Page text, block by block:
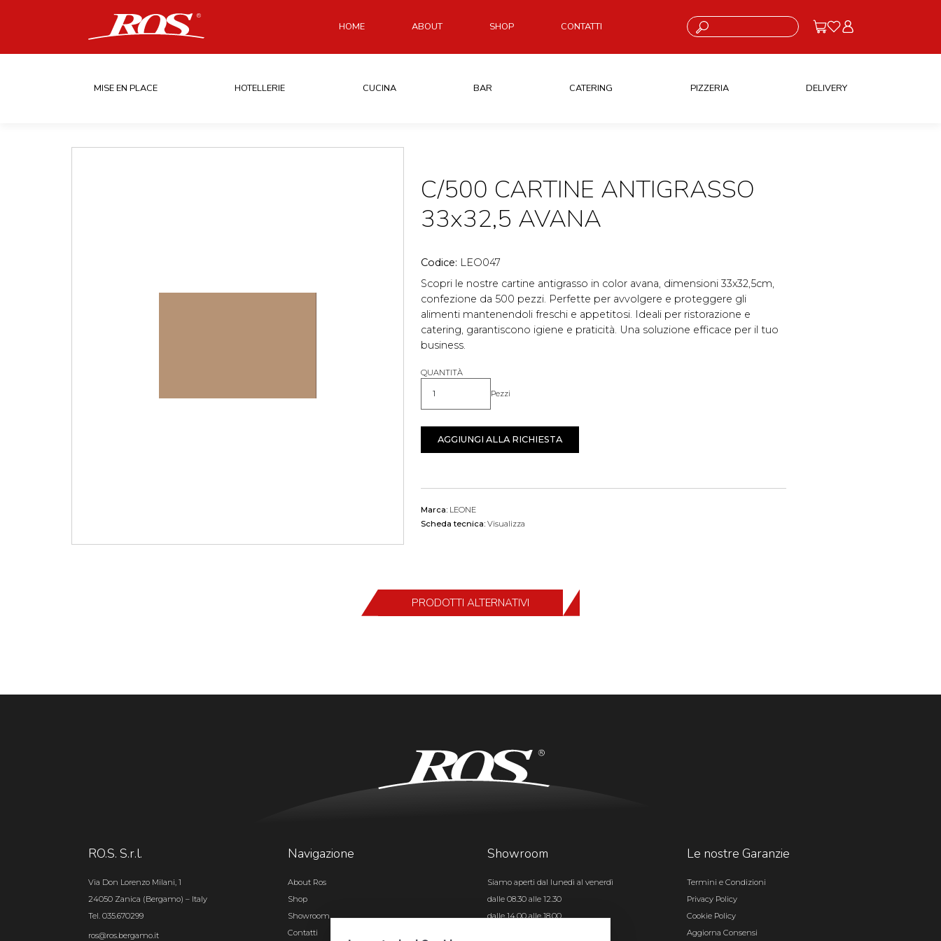
HOME ABOUT SHOP CONTATTI Cosa stai cercando?
MISE EN PLACE HOTELLERIE CUCINA BAR CATERING PIZZERIA DELIVERY
C/500 CARTINE ANTIGRASSO
33x32,5 AVANA
Codice: LEO047
Scopri le nostre cartine antigrasso in color avana, dimensioni 33x32,5cm,
confezione da 500 pezzi. Perfette per avvolgere e proteggere gli
alimenti mantenendoli freschi e appetitosi. Ideali per ristorazione e
catering, garantiscono igiene e praticità. Una soluzione efficace per il tuo
business.
QUANTITÀ
Quantità Pezzi
AGGIUNGI ALLA RICHIESTA
Marca: LEONE
Scheda tecnica: Visualizza
PRODOTTI ALTERNATIVI
RO.S. S.r.l.
Via Don Lorenzo Milani, 1
24050 Zanica (Bergamo) – Italy
Tel. 035.670299
ros@ros.bergamo.it
Navigazione
About Ros
Shop
Showroom
Contatti
Showroom
Siamo aperti dal lunedì al venerdì
dalle 08.30 alle 12.30
dalle 14.00 alle 18.00
Le nostre Garanzie
Termini e Condizioni
Privacy Policy
Cookie Policy
Aggiorna Consensi